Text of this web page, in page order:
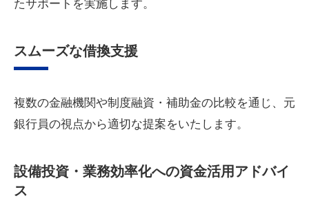
スムーズな借換支援
複数の金融機関や制度融資・補助金の比較を通じ、元
銀行員の視点から適切な提案をいたします。
設備投資・業務効率化への資金活用アドバイ
ス